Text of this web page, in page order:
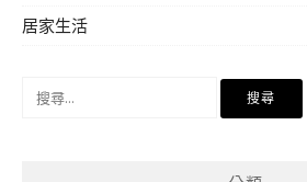
居家生活